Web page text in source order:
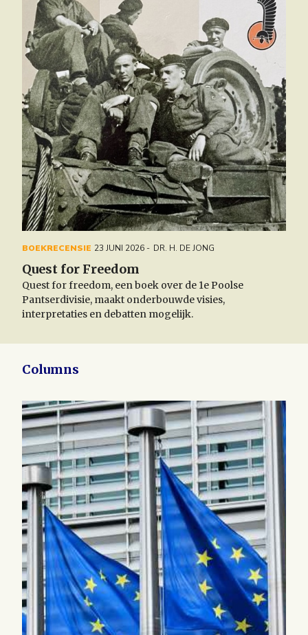
BOEKRECENSIE 23 JUNI 2026 DR. H. DE JONG
Quest for Freedom
Quest for freedom, een boek over de 1e Poolse
Pantserdivisie, maakt onderbouwde visies,
interpretaties en debatten mogelijk.
Columns